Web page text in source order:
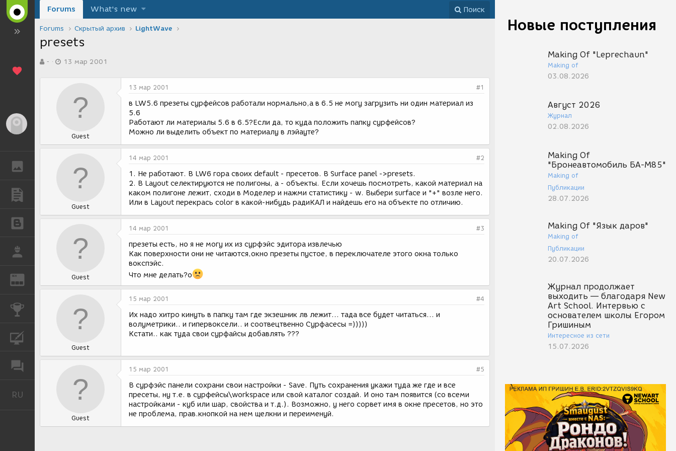
REN
КОНКУРСЫ
RU
Новые поступления
Making Of "Leprechaun"
Making of
03.08.2026
Август 2026
Журнал
02.08.2026
Making Of
"Бронеавтомобиль БА-М85"
Making of
Публикации
28.07.2026
Making Of "Язык даров"
Making of
Публикации
20.07.2026
Журнал продолжает
выходить — благодаря New
Art School. Интервью с
основателем школы Егором
Гришиным
Интересное из сети
15.07.2026
Forums What's new Поиск
Forums Скрытый архив LightWave
presets
в-
а
и
13 мар 2001
Guest
13 мар 2001 #1
в LW5.6 презеты сурфейсов работали нормально,а в 6.5 не могу загрузить ни один материал из
5.6
Работают ли материалы 5.6 в 6.5?Если да, то куда положить папку сурфейсов?
Можно ли выделить объект по материалу в лэйауте?
Guest
14 мар 2001 #2
1. Не работают. В LW6 гора своих default - пресетов. В Surface panel ->presets.
2. В Layout селектируются не полигоны, а - объекты. Если хочешь посмотреть, какой материал на
каком полигоне лежит, сходи в Моделер и нажми статистику - w. Выбери surface и "+" возле него.
Или в Layout перекрась color в какой-нибудь радиКАЛ и найдешь его на объекте по отличию.
Guest
14 мар 2001 #3
презеты есть, но я не могу их из сурфэйс эдитора извлечью
Как поверхности они не читаются,окно презеты пустое, в переключателе этого окна только
вокспэйс.
Что мне делать?о
Guest
15 мар 2001 #4
Их надо хитро кинуть в папку там где экзешник лв лежит... тада все будет читаться... и
волуметрики.. и гипервоксели.. и соотвецтвенно Сурфасесы =)))))
Кстати.. как туда свои сурфайсы добавлять ???
Guest
15 мар 2001 #5
В сурфэйс панели сохрани свои настройки - Save. Путь сохранения укажи туда же где и все
пресеты, ну т.е. в сурфейсы\workspace или свой каталог создай. И оно там появится (со всеми
настройками - куб или шар, свойства и т.д.). Возможно, у него сорвет имя в окне пресетов, но это
не проблема, прав.кнопкой на нем щелкни и переименуй.